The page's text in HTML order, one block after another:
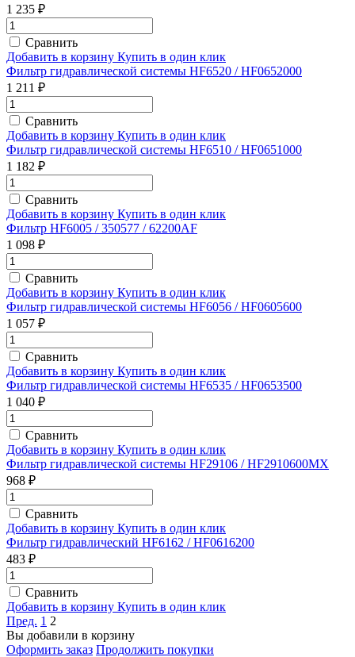
1 235 ₽
Сравнить
Добавить в корзину Купить в один клик
Фильтр гидравлической системы HF6520 / HF0652000
1 211 ₽
Сравнить
Добавить в корзину Купить в один клик
Фильтр гидравлической системы HF6510 / HF0651000
1 182 ₽
Сравнить
Добавить в корзину Купить в один клик
Фильтр HF6005 / 350577 / 62200AF
1 098 ₽
Сравнить
Добавить в корзину Купить в один клик
Фильтр гидравлической системы HF6056 / HF0605600
1 057 ₽
Сравнить
Добавить в корзину Купить в один клик
Фильтр гидравлической системы HF6535 / HF0653500
1 040 ₽
Сравнить
Добавить в корзину Купить в один клик
Фильтр гидравлической системы HF29106 / HF2910600MX
968 ₽
Сравнить
Добавить в корзину Купить в один клик
Фильтр гидравлический HF6162 / HF0616200
483 ₽
Сравнить
Добавить в корзину Купить в один клик
Пред. 1 2
Вы добавили в корзину
Оформить заказ Продолжить покупки